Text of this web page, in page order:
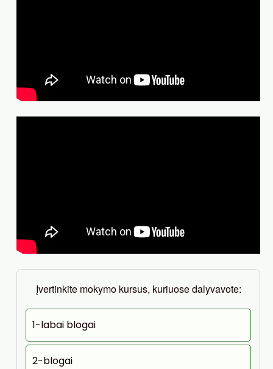
Įvertinkite mokymo kursus, kuriuose dalyvavote:
1-labai blogai
2-blogai